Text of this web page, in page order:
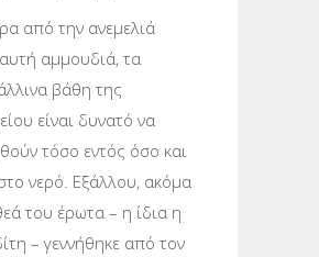
από την ανεμελιά
αμμουδιά, τα
βάθη της
είναι δυνατό να
τόσο εντός όσο και
νερό. Εξάλλου, ακόμα
του έρωτα – η ίδια η
– γεννήθηκε από τον